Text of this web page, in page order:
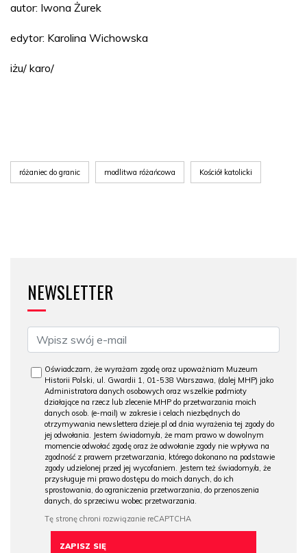
autor: Iwona Żurek
edytor: Karolina Wichowska
iżu/ karo/
różaniec do granic modlitwa różańcowa Kościół katolicki
NEWSLETTER
Oświadczam, że wyrażam zgodę oraz upoważniam Muzeum
Historii Polski, ul. Gwardii 1, 01-538 Warszawa, (dalej MHP) jako
Administratora danych osobowych oraz wszelkie podmioty
działające na rzecz lub zlecenie MHP do przetwarzania moich
danych osob. (e-mail) w zakresie i celach niezbędnych do
otrzymywania newslettera dzieje.pl od dnia wyrażenia tej zgody do
jej odwołania. Jestem świadomy/a, że mam prawo w dowolnym
momencie odwołać zgodę oraz że odwołanie zgody nie wpływa na
zgodność z prawem przetwarzania, którego dokonano na podstawie
zgody udzielonej przed jej wycofaniem. Jestem też świadomy/a, że
przysługuje mi prawo dostępu do moich danych, do ich
sprostowania, do ograniczenia przetwarzania, do przenoszenia
danych, do sprzeciwu wobec przetwarzania.